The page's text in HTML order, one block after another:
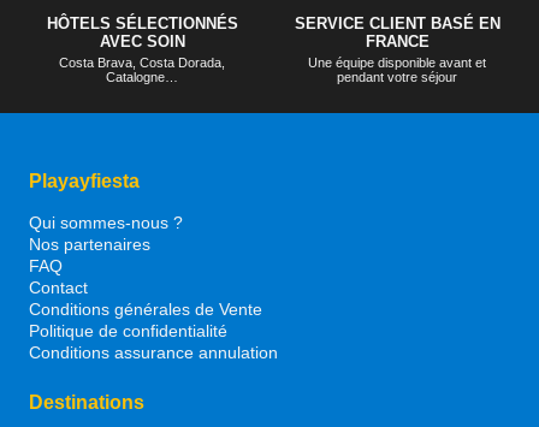
HÔTELS SÉLECTIONNÉS
AVEC SOIN
Costa Brava, Costa Dorada,
Catalogne…
SERVICE CLIENT BASÉ EN
FRANCE
Une équipe disponible avant et
pendant votre séjour
Playayfiesta
Qui sommes-nous ?
Nos partenaires
FAQ
Contact
Conditions générales de Vente
Politique de confidentialité
Conditions assurance annulation
Destinations